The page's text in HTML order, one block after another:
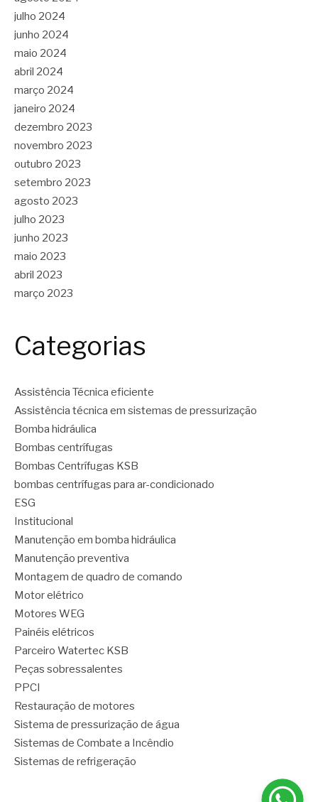
julho 2024
junho 2024
maio 2024
abril 2024
março 2024
janeiro 2024
dezembro 2023
novembro 2023
outubro 2023
setembro 2023
agosto 2023
julho 2023
junho 2023
maio 2023
abril 2023
março 2023
Categorias
Assistência Técnica eficiente
Assistência técnica em sistemas de pressurização
Bomba hidráulica
Bombas centrífugas
Bombas Centrífugas KSB
bombas centrífugas para ar-condicionado
ESG
Institucional
Manutenção em bomba hidráulica
Manutenção preventiva
Montagem de quadro de comando
Motor elétrico
Motores WEG
Painéis elétricos
Parceiro Watertec KSB
Peças sobressalentes
PPCI
Restauração de motores
Sistema de pressurização de água
Sistemas de Combate a Incêndio
Sistemas de refrigeração